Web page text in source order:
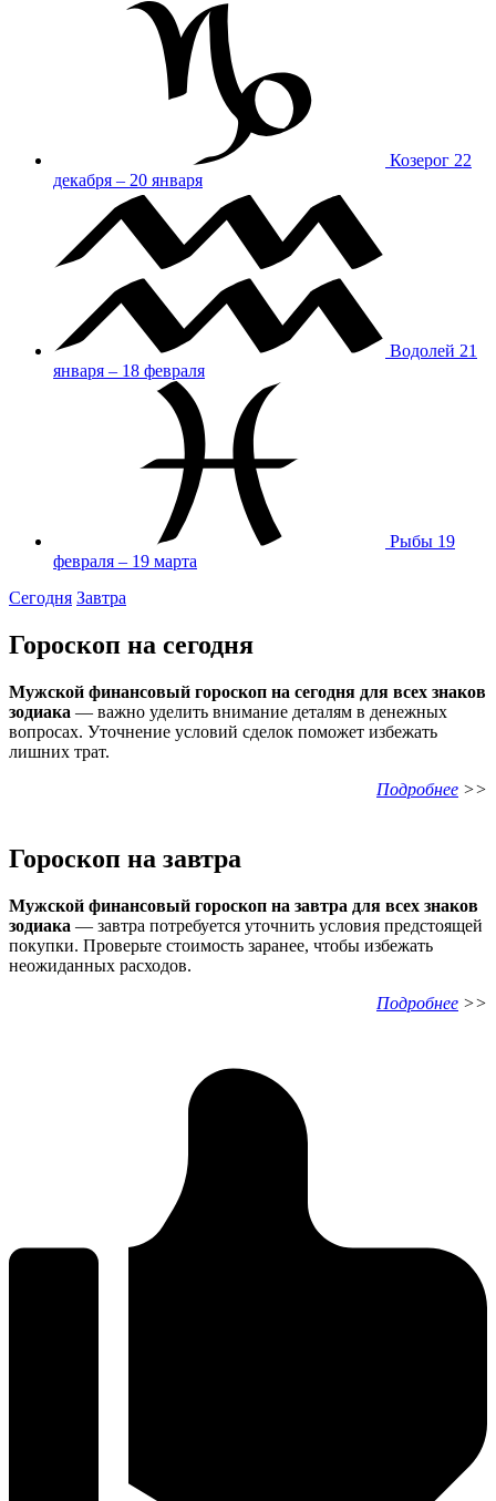
Козерог 22
декабря – 20 января
Водолей 21
января – 18 февраля
Рыбы 19
февраля – 19 марта
Сегодня Завтра
Гороскоп на сегодня
Мужской финансовый гороскоп на сегодня для всех знаков
зодиака — важно уделить внимание деталям в денежных
вопросах. Уточнение условий сделок поможет избежать
лишних трат.
Подробнее >>
Гороскоп на завтра
Мужской финансовый гороскоп на завтра для всех знаков
зодиака — завтра потребуется уточнить условия предстоящей
покупки. Проверьте стоимость заранее, чтобы избежать
неожиданных расходов.
Подробнее >>